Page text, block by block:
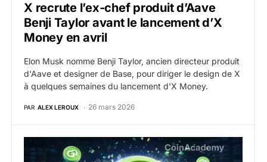
X recrute l’ex-chef produit d’Aave
Benji Taylor avant le lancement d’X
Money en avril
Elon Musk nomme Benji Taylor, ancien directeur produit
d'Aave et designer de Base, pour diriger le design de X
à quelques semaines du lancement d'X Money.
PAR ALEX LEROUX 26 mars 2026
GRVT : lancement du token prévu après juin,